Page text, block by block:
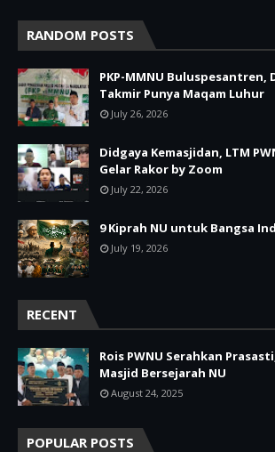
RANDOM POSTS
PKP-MMNU Buluspesantren,
Takmir Punya Maqam Luhur
July 26, 2026
Didgaya Kemasjidan, LTM
Gelar Rakor by Zoom
July 22, 2026
9 Kiprah NU untuk Bangsa
July 19, 2026
RECENT
Rois PWNU Serahkan
Masjid Bersejarah NU
August 24, 2025
POPULAR POSTS